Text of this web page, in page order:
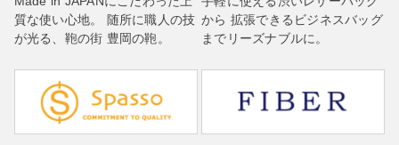
質な使い心地。 随所に職人の技
が光る、鞄の街 豊岡の鞄。
から 拡張できるビジネスバッグ
までリーズナブルに。